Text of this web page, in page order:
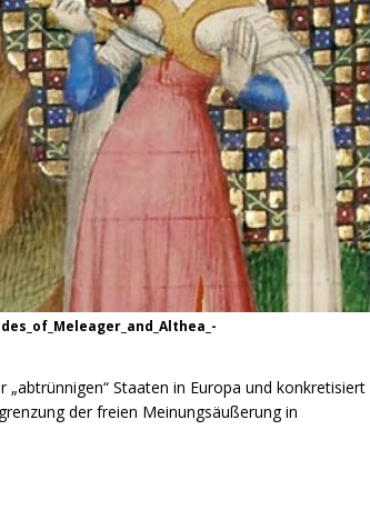
„abtrünnigen“ Staaten in Europa und konkretisiert
der freien Meinungsäußerung in